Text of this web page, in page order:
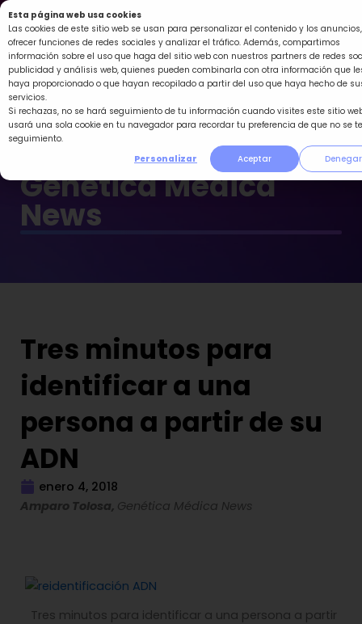
Esta página web usa cookies
Las cookies de este sitio web se usan para personalizar el contenido y los anuncios,
ofrecer funciones de redes sociales y analizar el tráfico. Además, compartimos
información sobre el uso que haga del sitio web con nuestros partners de redes
publicidad y análisis web, quienes pueden combinarla con otra información que
haya proporcionado o que hayan recopilado a partir del uso que haya hecho de
servicios.
Si rechazas, no se hará seguimiento de tu información cuando visites este sitio
usará una sola cookie en tu navegador para recordar tu preferencia de que no se
seguimiento.
Personalizar
Aceptar Denegar
Ir
al
contenido
Genética Médica
News
Tres minutos para
identificar a una
persona a partir de su
ADN
enero 4, 2018
Amparo Tolosa, Genética Médica News
Tres minutos para identificar a una persona a partir